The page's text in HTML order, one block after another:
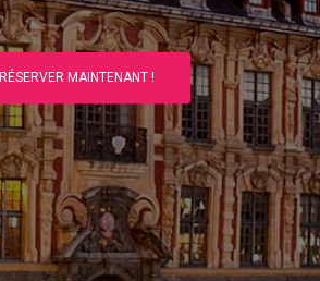
RÉSERVER MAINTENANT !